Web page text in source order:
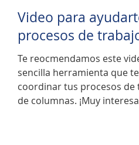
Video para
procesos de
Te reocmendamos este
sencilla herramienta que
coordinar tus procesos de
de columnas. ¡Muy